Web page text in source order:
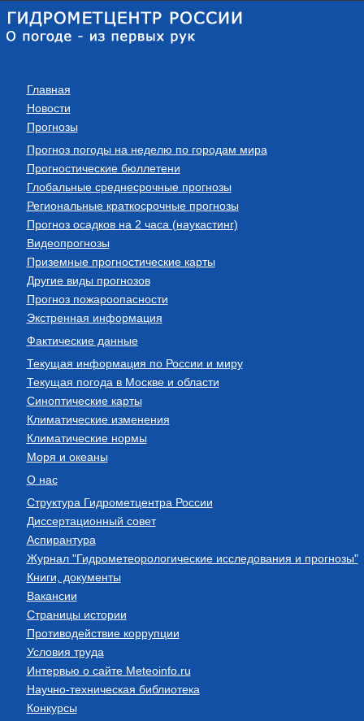
Главная
Новости
Прогнозы
Прогноз погоды на неделю по городам мира
Прогностические бюллетени
Глобальные среднесрочные прогнозы
Региональные краткосрочные прогнозы
Прогноз осадков на 2 часа (наукастинг)
Видеопрогнозы
Приземные прогностические карты
Другие виды прогнозов
Прогноз пожароопасности
Экстренная информация
Фактические данные
Текущая информация по России и миру
Текущая погода в Москве и области
Синоптические карты
Климатические изменения
Климатические нормы
Моря и океаны
О нас
Структура Гидрометцентра России
Диссертационный совет
Аспирантура
Журнал "Гидрометеорологические исследования и прогнозы"
Книги, документы
Вакансии
Страницы истории
Противодействие коррупции
Условия труда
Интервью о сайте Meteoinfo.ru
Научно-техническая библиотека
Конкурсы